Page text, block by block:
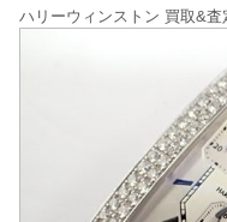
ハリーウィンストン 買取&査